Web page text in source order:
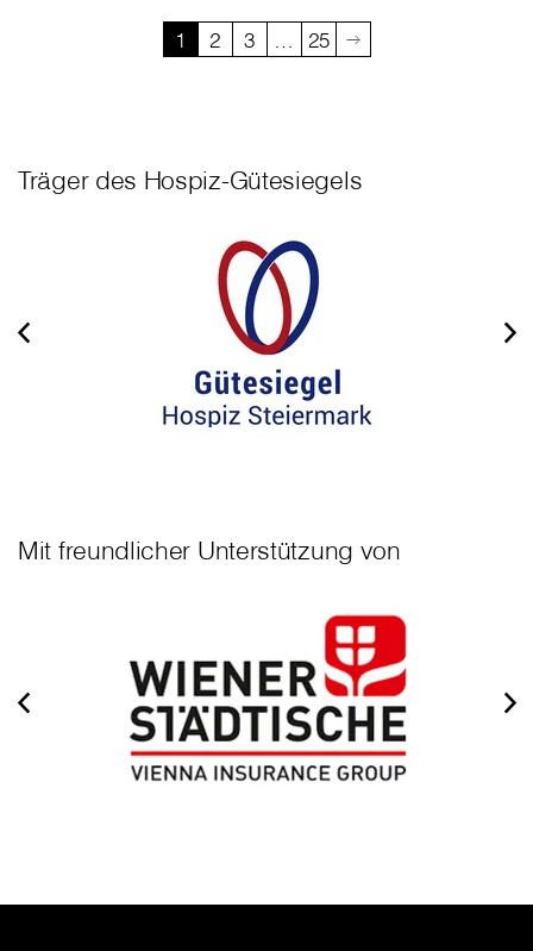
1 2 3 … 25
Träger des Hospiz-Gütesiegels
Mit freundlicher Unterstützung von